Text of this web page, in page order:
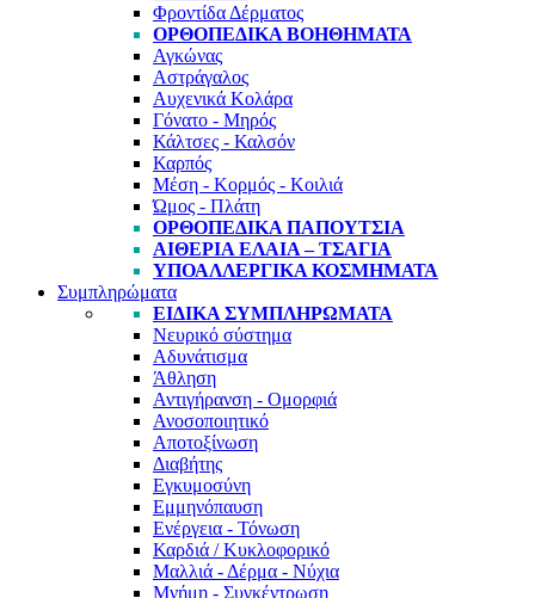
Φροντίδα Δέρματος
ΟΡΘΟΠΕΔΙΚΆ ΒΟΗΘΉΜΑΤΑ
Αγκώνας
Αστράγαλος
Αυχενικά Κολάρα
Γόνατο - Μηρός
Κάλτσες - Καλσόν
Καρπός
Μέση - Κορμός - Κοιλιά
Ώμος - Πλάτη
ΟΡΘΟΠΕΔΙΚΆ ΠΑΠΟΎΤΣΙΑ
ΑΙΘΈΡΙΑ ΈΛΑΙΑ – ΤΣΆΓΙΑ
ΥΠΟΑΛΛΕΡΓΙΚΆ ΚΟΣΜΉΜΑΤΑ
Συμπληρώματα
ΕΙΔΙΚΆ ΣΥΜΠΛΗΡΏΜΑΤΑ
Νευρικό σύστημα
Αδυνάτισμα
Άθληση
Αντιγήρανση - Ομορφιά
Ανοσοποιητικό
Αποτοξίνωση
Διαβήτης
Εγκυμοσύνη
Εμμηνόπαυση
Ενέργεια - Τόνωση
Καρδιά / Κυκλοφορικό
Μαλλιά - Δέρμα - Νύχια
Μνήμη - Συγκέντρωση